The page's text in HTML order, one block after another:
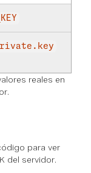
reales en
para ver
del servidor.